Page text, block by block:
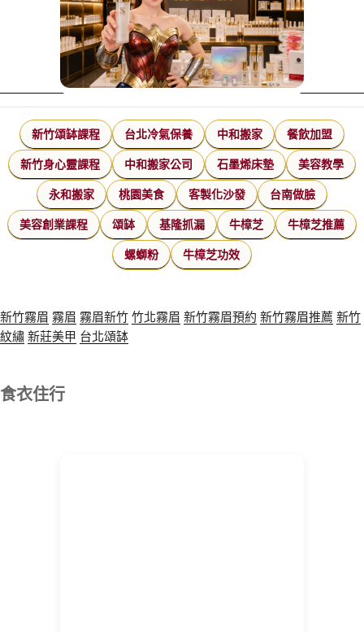
新竹頌缽課程 台北冷氣保養 中和搬家 餐飲加盟
新竹身心靈課程 中和搬家公司 石墨烯床墊 美容教學
永和搬家 桃園美食 客製化沙發 台南做臉
美容創業課程 頌缽 基隆抓漏 牛樟芝 牛樟芝推薦
螺螄粉 牛樟芝功效
新竹霧眉 霧眉 霧眉新竹竹北霧眉 新竹霧眉預約 新竹霧眉推薦 新竹
紋繡新莊美甲 台北頌缽
食衣住行